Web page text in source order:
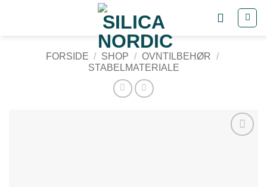
FORSIDE / SHOP / OVNTILBEHØR /
STABELMATERIALE